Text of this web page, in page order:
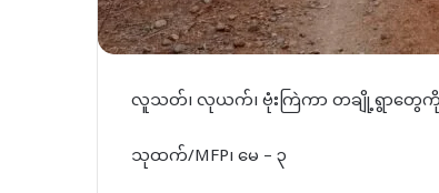
လူသတ်၊ လုယက်၊ ဗုံးကြဲကာ တချို့ရွာတွေကို မီး
သုထက်/MFP၊ မေ – ၃